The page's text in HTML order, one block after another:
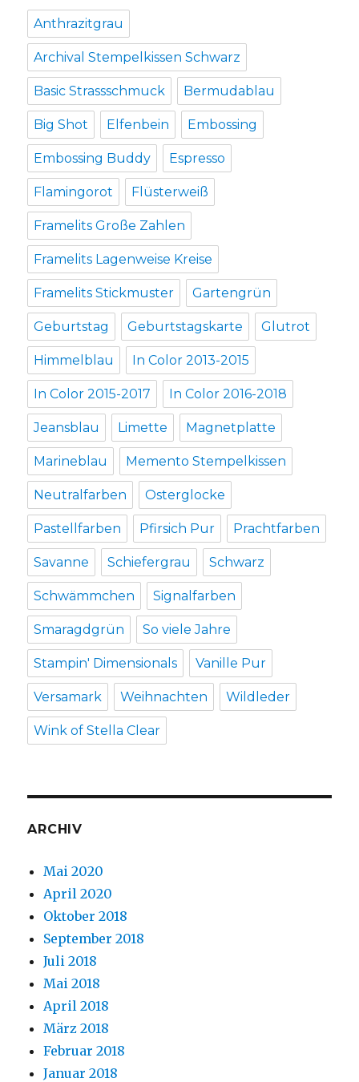
Anthrazitgrau
Archival Stempelkissen Schwarz
Basic Strassschmuck Bermudablau
Big Shot Elfenbein Embossing
Embossing Buddy Espresso
Flamingorot Flüsterweiß
Framelits Große Zahlen
Framelits Lagenweise Kreise
Framelits Stickmuster Gartengrün
Geburtstag Geburtstagskarte Glutrot
Himmelblau In Color 2013-2015
In Color 2015-2017 In Color 2016-2018
Jeansblau Limette Magnetplatte
Marineblau Memento Stempelkissen
Neutralfarben Osterglocke
Pastellfarben Pfirsich Pur Prachtfarben
Savanne Schiefergrau Schwarz
Schwämmchen Signalfarben
Smaragdgrün So viele Jahre
Stampin' Dimensionals Vanille Pur
Versamark Weihnachten Wildleder
Wink of Stella Clear
ARCHIV
Mai 2020
April 2020
Oktober 2018
September 2018
Juli 2018
Mai 2018
April 2018
März 2018
Februar 2018
Januar 2018